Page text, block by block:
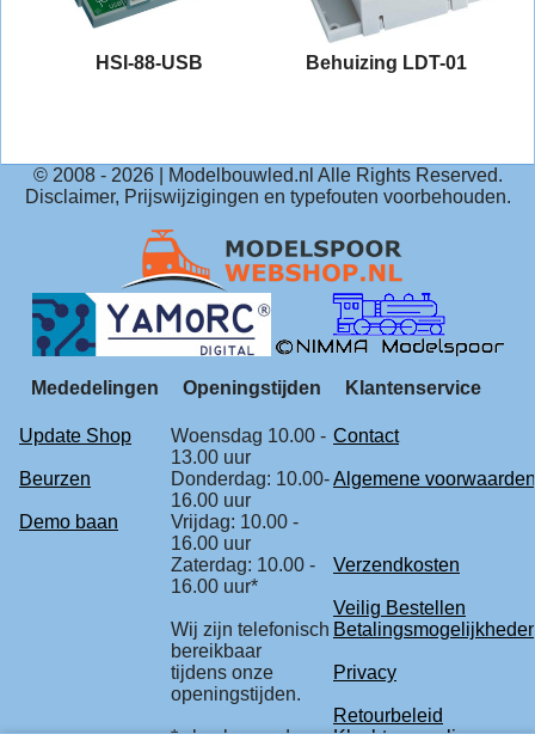
HSI-88-USB Behuizing LDT-01
© 2008 - 2026| Modelbouwled.nl Alle Rights Reserved.
Disclaimer, Prijswijzigingen en typefouten voorbehouden.
Mededelingen Openingstijden Klantenservice
Update Shop
Woensdag 10.00 -
13.00 uur
Contact
Beurzen
Donderdag: 10.00-
16.00 uur
Algemene voorwaarden
Demo baan
Vrijdag: 10.00 -
16.00 uur
Zaterdag: 10.00 -
16.00 uur*
Verzendkosten
Veilig Bestellen
Wij zijn telefonisch
bereikbaar
tijdens onze
openingstijden.
Privacy
Retourbeleid